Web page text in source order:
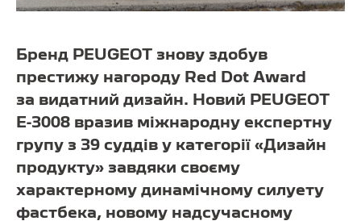
Бренд PEUGEOT знову здобув
престижу нагороду Red Dot Award
за видатний дизайн. Новий PEUGEOT
E-3008 вразив міжнародну експертну
групу з 39 суддів у категорії «Дизайн
продукту» завдяки своєму
характерному динамічному силуету
фастбека, новому надсучасному